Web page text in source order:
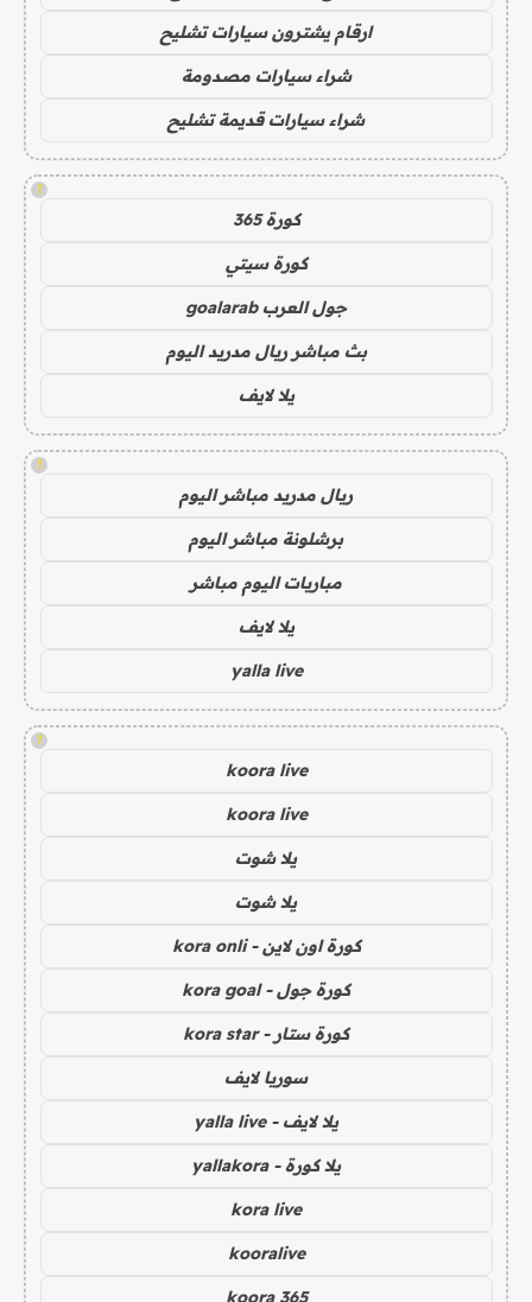
ارقام يشترون سيارات تشليح
شراء سيارات مصدومة
شراء سيارات قديمة تشليح
!
كورة 365
كورة سيتي
جول العرب goalarab
بث مباشر ريال مدريد اليوم
يلا لايف
!
ريال مدريد مباشر اليوم
برشلونة مباشر اليوم
مباريات اليوم مباشر
يلا لايف
yalla live
!
koora live
koora live
يلا شوت
يلا شوت
كورة اون لاين - kora onli
كورة جول - kora goal
كورة ستار - kora star
سوريا لايف
يلا لايف - yalla live
يلا كورة - yallakora
kora live
kooralive
koora 365